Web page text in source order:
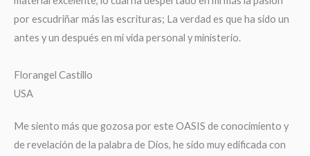
por escudriñar más las escrituras; La verdad es que ha sido un
antes y un después en mi vida personal y ministerio.
Florangel Castillo
USA
Me siento más que gozosa por este OASIS de conocimiento y
de revelación de la palabra de Dios, he sido muy edificada con